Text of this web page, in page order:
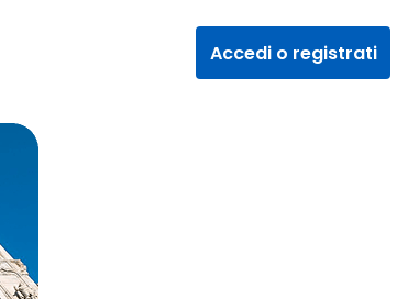
Accedi o registrati